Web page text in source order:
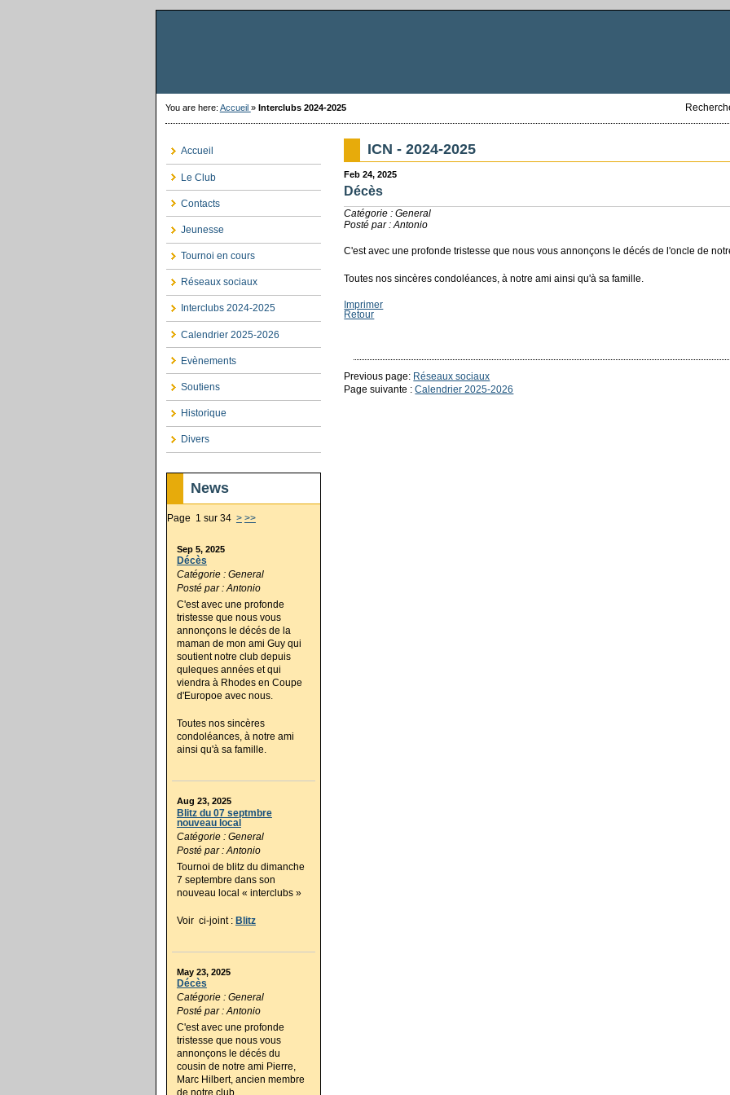
You are here: Accueil » Interclubs 2024-2025
Accueil
Le Club
Contacts
Jeunesse
Tournoi en cours
Réseaux sociaux
Interclubs 2024-2025
Calendrier 2025-2026
Evènements
Soutiens
Historique
Divers
News
Page 1 sur 34 > >>
Sep 5, 2025
Décès
Catégorie : General
Posté par : Antonio
C'est avec une profonde
tristesse que nous vous
annonçons le décés de la
maman de mon ami Guy qui
soutient notre club depuis
quleques années et qui
viendra à Rhodes en Coupe
d'Europoe avec nous.
Toutes nos sincères
condoléances, à notre ami
ainsi qu'à sa famille.
Aug 23, 2025
Blitz du 07 septmbre
nouveau local
Catégorie : General
Posté par : Antonio
Tournoi de blitz du dimanche
7 septembre dans son
nouveau local « interclubs »
Voir ci-joint : Blitz
May 23, 2025
Décès
Catégorie : General
Posté par : Antonio
C'est avec une profonde
tristesse que nous vous
annonçons le décés du
cousin de notre ami Pierre,
Marc Hilbert, ancien membre
de notre club.
ICN - 2024-2025
Feb 24, 2025
Décès
Catégorie : General
Posté par : Antonio
C'est avec une profonde tristesse que nous vous annonçons le décés de l'oncle de
Toutes nos sincères condoléances, à notre ami ainsi qu'à sa famille.
Imprimer
Retour
Previous page: Réseaux sociaux
Page suivante :Calendrier 2025-2026